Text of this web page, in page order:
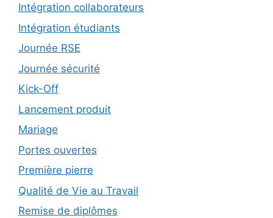
Intégration collaborateurs
Intégration étudiants
Journée RSE
Journée sécurité
Kick-Off
Lancement produit
Mariage
Portes ouvertes
Première pierre
Qualité de Vie au Travail
Remise de diplômes